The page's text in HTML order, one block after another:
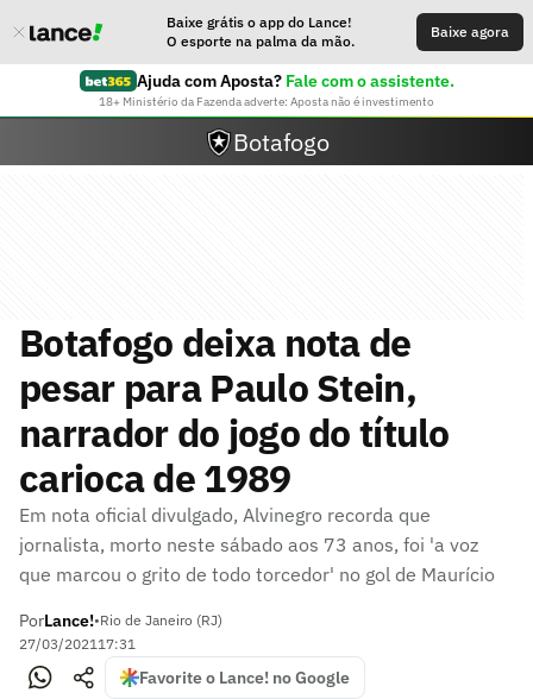
Baixe grátis o app do Lance!
O esporte na palma da mão.
Baixe agora
Ajuda com Aposta? Fale com o assistente.
18+ Ministério da Fazenda adverte: Aposta não é investimento
Botafogo
Botafogo deixa nota de
pesar para Paulo Stein,
narrador do jogo do título
carioca de 1989
Em nota oficial divulgado, Alvinegro recorda que
jornalista, morto neste sábado aos 73 anos, foi 'a voz
que marcou o grito de todo torcedor' no gol de Maurício
PorLance!•Rio de Janeiro (RJ)
27/03/202117:31
Favorite o Lance! no Google